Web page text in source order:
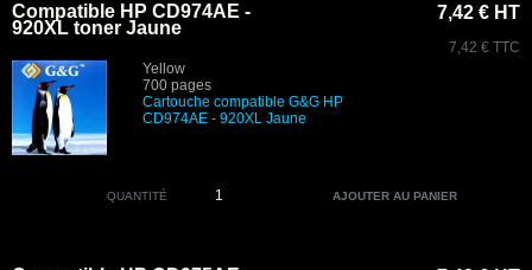
Compatible HP CD974AE -
920XL toner Jaune
Yellow
700 pages
Cartouche compatible G&G HP
CD974AE - 920XL Jaune
7,42 € HT
7,42 € TTC
QUANTITÉ